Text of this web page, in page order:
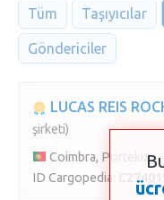
Tüm Taşıyıcılar
Göndericiler
LUCAS REIS
şirketi)
Coimbra, Portekiz
ID Cargopedia:
C274019